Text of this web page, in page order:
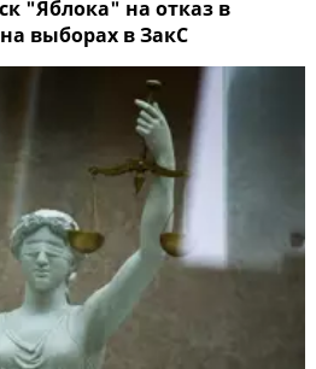
"Яблока" на отказ в
выборах в ЗакС